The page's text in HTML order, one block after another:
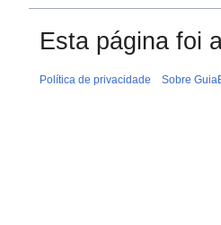
Esta página foi
Política de privacidade Sobre